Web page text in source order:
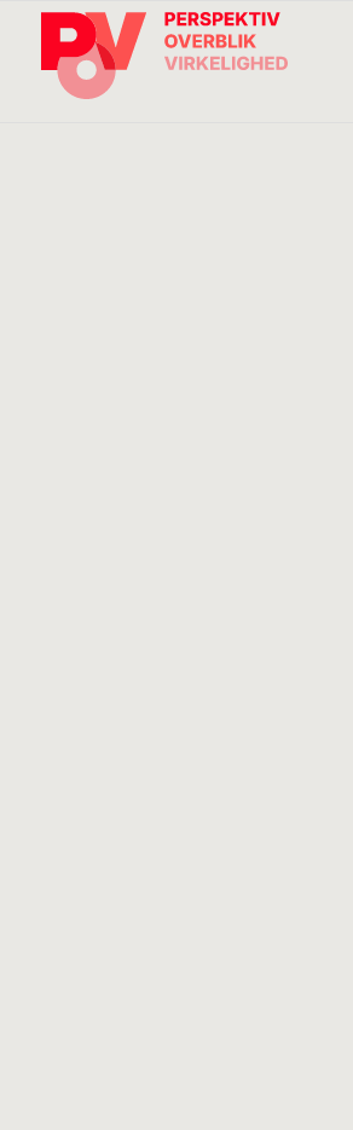
direkte
indhold
direkte